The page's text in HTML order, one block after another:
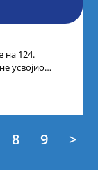
на 124.
усвојио
8 9 >